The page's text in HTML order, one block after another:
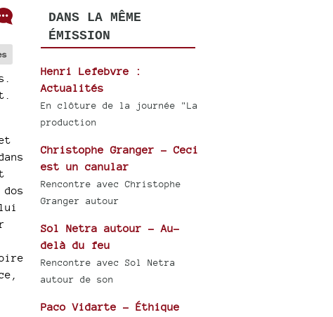
DANS LA MÊME
ÉMISSION
Henri Lefebvre :
Actualités
En clôture de la journée "La
production
Christophe Granger - Ceci
est un canular
Rencontre avec Christophe
Granger autour
Sol Netra autour - Au-
delà du feu
Rencontre avec Sol Netra
autour de son
Paco Vidarte - Éthique